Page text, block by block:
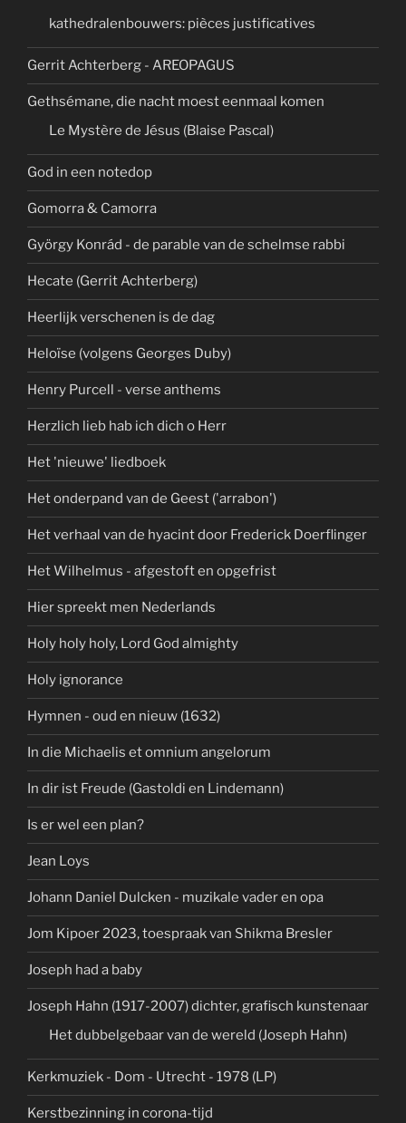
kathedralenbouwers: pièces justificatives
Gerrit Achterberg - AREOPAGUS
Gethsémane, die nacht moest eenmaal komen
Le Mystère de Jésus (Blaise Pascal)
God in een notedop
Gomorra & Camorra
György Konrád - de parable van de schelmse rabbi
Hecate (Gerrit Achterberg)
Heerlijk verschenen is de dag
Heloïse (volgens Georges Duby)
Henry Purcell - verse anthems
Herzlich lieb hab ich dich o Herr
Het 'nieuwe' liedboek
Het onderpand van de Geest ('arrabon')
Het verhaal van de hyacint door Frederick Doerflinger
Het Wilhelmus - afgestoft en opgefrist
Hier spreekt men Nederlands
Holy holy holy, Lord God almighty
Holy ignorance
Hymnen - oud en nieuw (1632)
In die Michaelis et omnium angelorum
In dir ist Freude (Gastoldi en Lindemann)
Is er wel een plan?
Jean Loys
Johann Daniel Dulcken - muzikale vader en opa
Jom Kipoer 2023, toespraak van Shikma Bresler
Joseph had a baby
Joseph Hahn (1917-2007) dichter, grafisch kunstenaar
Het dubbelgebaar van de wereld (Joseph Hahn)
Kerkmuziek - Dom - Utrecht - 1978 (LP)
Kerstbezinning in corona-tijd